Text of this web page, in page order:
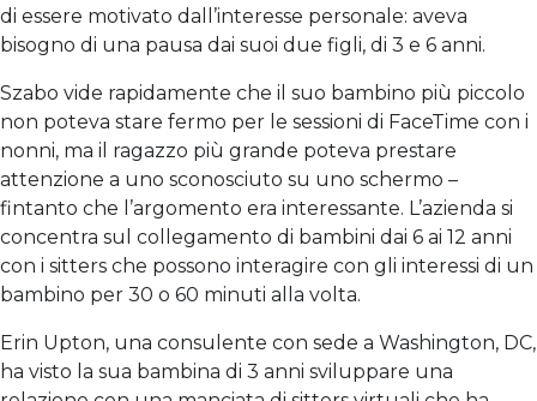
di essere motivato dall’interesse personale: aveva
bisogno di una pausa dai suoi due figli, di 3 e 6 anni.
Szabo vide rapidamente che il suo bambino più piccolo
non poteva stare fermo per le sessioni di FaceTime con i
nonni, ma il ragazzo più grande poteva prestare
attenzione a uno sconosciuto su uno schermo –
fintanto che l’argomento era interessante. L’azienda si
concentra sul collegamento di bambini dai 6 ai 12 anni
con i sitters che possono interagire con gli interessi di un
bambino per 30 o 60 minuti alla volta.
Erin Upton, una consulente con sede a Washington, DC,
ha visto la sua bambina di 3 anni sviluppare una